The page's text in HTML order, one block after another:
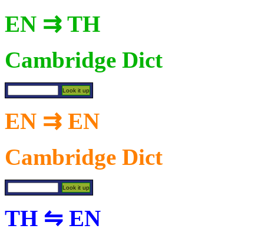
EN ⇉ TH
Cambridge Dict
EN ⇉ EN
Cambridge Dict
TH ⇋ EN